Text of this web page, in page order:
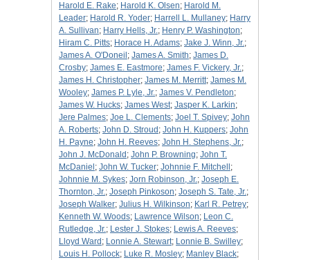
Harold E. Rake; Harold K. Olsen; Harold M.
Leader; Harold R. Yoder; Harrell L. Mullaney; Harry
A. Sullivan; Harry Hells, Jr.; Henry P. Washington;
Hiram C. Pitts; Horace H. Adams; Jake J. Winn, Jr.;
James A. O'Doneil ; James A. Smith; James D.
Crosby; James E. Eastmore; James F. Vickery, Jr.;
James H. Christopher; James M. Merritt; James M.
Wooley; James P. Lyle, Jr.; James V. Pendleton;
James W. Hucks; James West; Jasper K. Larkin;
Jere Palmes; Joe L. Clements; Joel T. Spivey; John
A. Roberts; John D. Stroud ; John H. Kuppers; John
H. Payne; John H. Reeves; John H. Stephens, Jr.;
John J. McDonald ; John P. Browning; John T.
McDaniel ; John W. Tucker; Johnnie F. Mitchell ;
Johnnie M. Sykes; Jorn Robinson, Jr.; Joseph E.
Thornton, Jr.; Joseph Pinkoson; Joseph S. Tate, Jr.;
Joseph Walker; Julius H. Wilkinson; Karl R. Petrey;
Kenneth W. Woods; Lawrence Wilson; Leon C.
Rutledge, Jr.; Lester J. Stokes; Lewis A. Reeves;
Lloyd Ward ; Lonnie A. Stewart; Lonnie B. Swilley;
Louis H. Pollock; Luke R. Mosley; Manley Black;